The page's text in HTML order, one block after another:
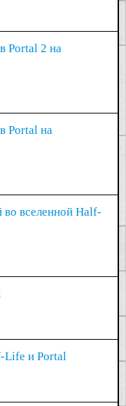
Portal 2 на
Portal на
вселенной Half-
Life и Portal